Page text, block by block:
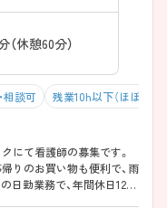
休憩60分）
相談可 残業10h以下（ほぼなし）
にて看護師の募集です。
りのお買い物も便利で、雨
日勤業務で、年間休日127